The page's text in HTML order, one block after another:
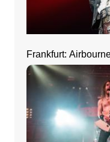
Frankfurt: